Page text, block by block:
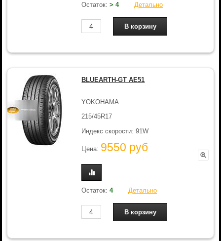
Остаток:> 4 Детально
BLUEARTH-GT AE51
YOKOHAMA
215/45R17
Индекс скорости: 91W
Цена: 9550 руб
Остаток:4 Детально